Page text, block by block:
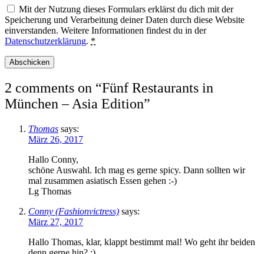
Mit der Nutzung dieses Formulars erklärst du dich mit der
Speicherung und Verarbeitung deiner Daten durch diese Website
einverstanden. Weitere Informationen findest du in der
Datenschutzerklärung. *
2 comments on “Fünf Restaurants in
München – Asia Edition”
Thomas says:
März 26, 2017
Hallo Conny,
schöne Auswahl. Ich mag es gerne spicy. Dann sollten wir
mal zusammen asiatisch Essen gehen :-)
Lg Thomas
Conny (Fashionvictress) says:
März 27, 2017
Hallo Thomas, klar, klappt bestimmt mal! Wo geht ihr beiden